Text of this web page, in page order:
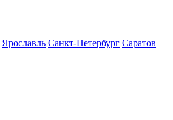
Ярославль Санкт-Петербург Саратов